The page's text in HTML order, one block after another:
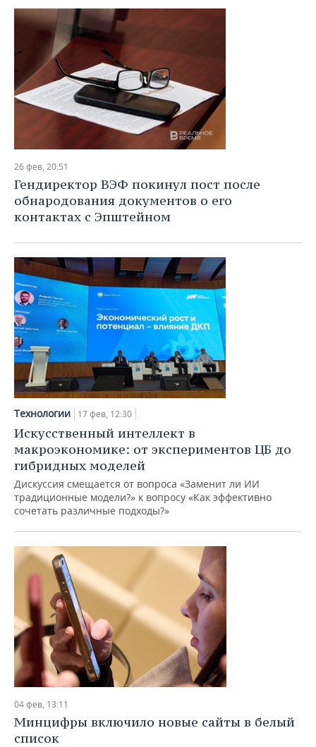
26 фев, 20:51
Гендиректор ВЭФ покинул пост после
обнародования документов о его
контактах с Эпштейном
Технологии 17 фев, 12:30
Искусственный интеллект в
макроэкономике: от экспериментов ЦБ до
гибридных моделей
Дискуссия смещается от вопроса «Заменит ли ИИ
традиционные модели?» к вопросу «Как эффективно
сочетать различные подходы?»
04 фев, 13:11
Минцифры включило новые сайты в белый
список